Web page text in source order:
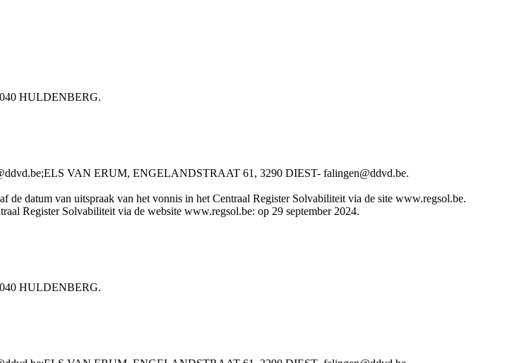
HULDENBERG.
VAN ERUM, ENGELANDSTRAAT 61, 3290 DIEST- falingen@ddvd.be.
datum van uitspraak van het vonnis in het Centraal Register Solvabiliteit via de site www.regsol.be.
Register Solvabiliteit via de website www.regsol.be: op 29 september 2024.
HULDENBERG.